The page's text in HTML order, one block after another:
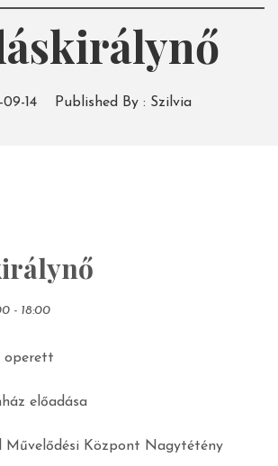
09-14 Published By : Szilvia
- 18:00
operett
előadása
Művelődési Központ Nagytétény